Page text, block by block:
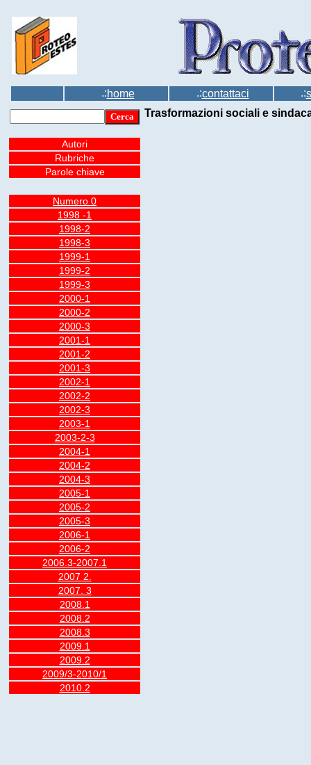
.:home .:contattaci .:
Autori
Rubriche
Parole chiave
Numero 0
1998 -1
1998-2
1998-3
1999-1
1999-2
1999-3
2000-1
2000-2
2000-3
2001-1
2001-2
2001-3
2002-1
2002-2
2002-3
2003-1
2003-2-3
2004-1
2004-2
2004-3
2005-1
2005-2
2005-3
2006-1
2006-2
2006.3-2007.1
2007 2.
2007. 3
2008.1
2008.2
2008.3
2009.1
2009.2
2009/3-2010/1
2010.2
Trasformazioni sociali e